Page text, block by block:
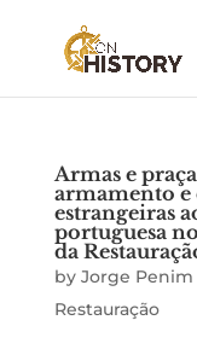
Armas e
armamento e
estrangeiras
portuguesa
da
by Jorge Penim
Restauração